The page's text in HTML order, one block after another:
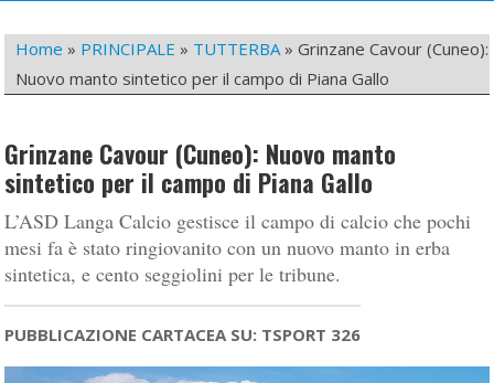
Home » PRINCIPALE » TUTTERBA»Grinzane Cavour (Cuneo):
Nuovo manto sintetico per il campo di Piana Gallo
Grinzane Cavour (Cuneo): Nuovo manto
sintetico per il campo di Piana Gallo
L’ASD Langa Calcio gestisce il campo di calcio che pochi
mesi fa è stato ringiovanito con un nuovo manto in erba
sintetica, e cento seggiolini per le tribune.
PUBBLICAZIONE CARTACEA SU: TSPORT 326